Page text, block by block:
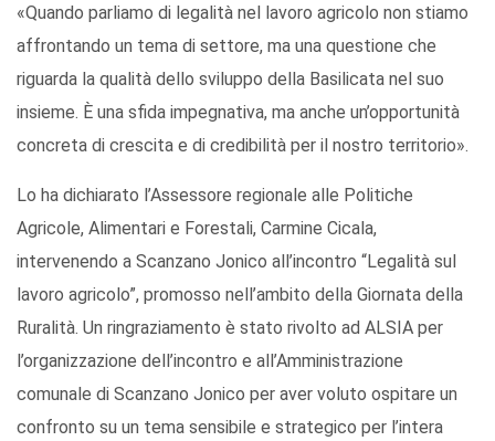
«Quando parliamo di legalità nel lavoro agricolo non stiamo
affrontando un tema di settore, ma una questione che
riguarda la qualità dello sviluppo della Basilicata nel suo
insieme. È una sfida impegnativa, ma anche un’opportunità
concreta di crescita e di credibilità per il nostro territorio».
Lo ha dichiarato l’Assessore regionale alle Politiche
Agricole, Alimentari e Forestali, Carmine Cicala,
intervenendo a Scanzano Jonico all’incontro “Legalità sul
lavoro agricolo”, promosso nell’ambito della Giornata della
Ruralità. Un ringraziamento è stato rivolto ad ALSIA per
l’organizzazione dell’incontro e all’Amministrazione
comunale di Scanzano Jonico per aver voluto ospitare un
confronto su un tema sensibile e strategico per l’intera